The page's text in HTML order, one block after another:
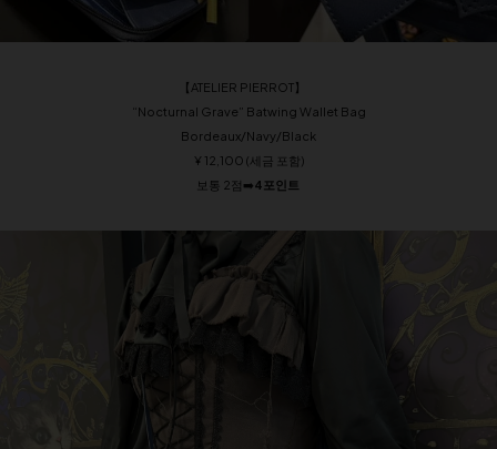
【ATELIER PIERROT】
“Nocturnal Grave” Batwing Wallet Bag
Bordeaux/Navy/Black
¥ 12,100 (세금 포함)
보통 2점➡️4포인트 ️